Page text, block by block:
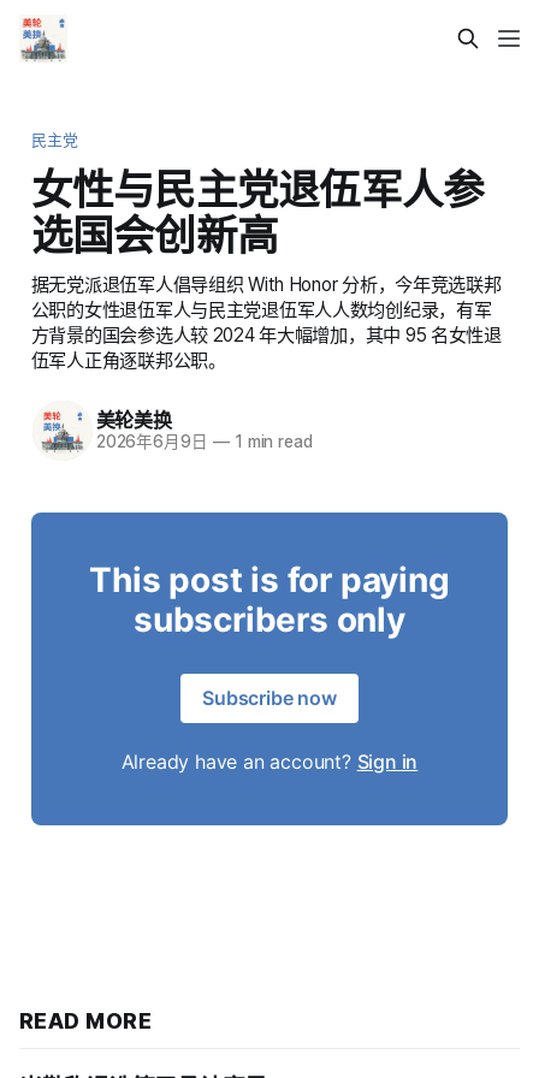
民主党
女性与民主党退伍军人参
选国会创新高
据无党派退伍军人倡导组织 With Honor 分析，今年竞选联邦
公职的女性退伍军人与民主党退伍军人人数均创纪录，有军
方背景的国会参选人较 2024 年大幅增加，其中 95 名女性退
伍军人正角逐联邦公职。
美轮美换
2026年6月9日 —1 min read
This post is for paying
subscribers only
Subscribe now
Already have an account? Sign in
READ MORE